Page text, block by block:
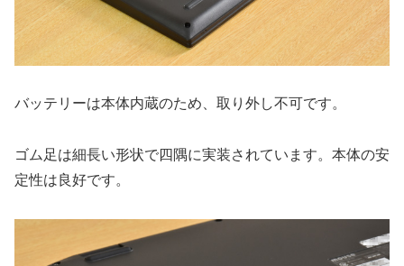
バッテリーは本体内蔵のため、取り外し不可です。
ゴム足は細長い形状で四隅に実装されています。本体の安
定性は良好です。